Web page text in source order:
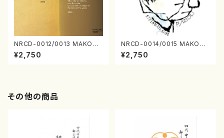
NRCD-0012/0013 MAKOTO
NAKAMURA SOLO PIANO v
ol.2, vol.3（ピアノ／CD）
¥2,750
NRCD-0014/0015 MAKOTO
NAKAMURA SOLO PIANO
さんにんひとり（CD）
¥2,750
その他の商品